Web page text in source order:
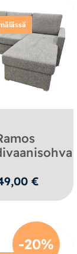
€
-20%